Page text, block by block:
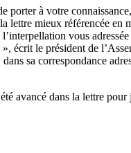
porter à votre
lettre mieux référencée en
vous
écrit le président de
sa correspondance
avancé dans la lettre pour